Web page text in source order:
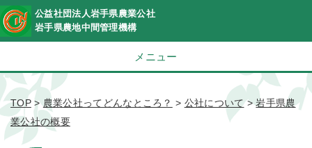
公益社団法人岩手県農業公社
岩手県農地中間管理機構
メニュー
TOP>農業公社ってどんなところ？ > 公社について>岩手県農
業公社の概要